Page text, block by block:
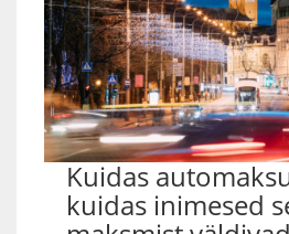
Kuidas
kuidas inimesed